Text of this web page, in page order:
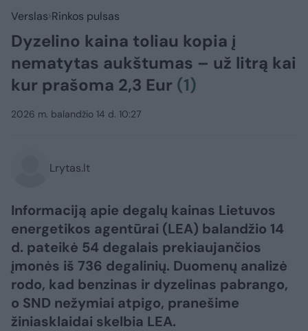
Verslas Rinkos pulsas
Dyzelino kaina toliau kopia į
nematytas aukštumas – už litrą kai
kur prašoma 2,3 Eur (1)
2026 m. balandžio 14 d. 10:27
Lrytas.lt
Informaciją apie degalų kainas Lietuvos
energetikos agentūrai (LEA) balandžio 14
d. pateikė 54 degalais prekiaujančios
įmonės iš 736 degalinių. Duomenų analizė
rodo, kad benzinas ir dyzelinas pabrango,
o SND nežymiai atpigo, pranešime
žiniasklaidai skelbia LEA.